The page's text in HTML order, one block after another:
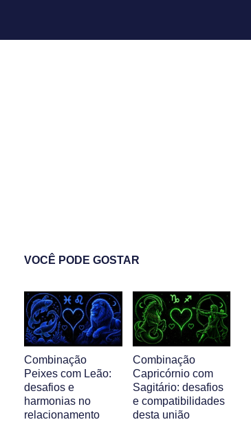
VOCÊ PODE GOSTAR
Combinação
Peixes com Leão:
desafios e
harmonias no
relacionamento
Combinação
Capricórnio com
Sagitário: desafios
e compatibilidades
desta união